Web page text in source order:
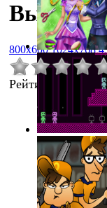
Выбрать
800x600 1024x768
Рейтинг